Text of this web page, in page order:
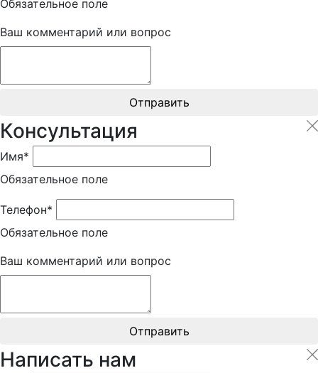
Обязательное поле
Ваш комментарий или вопрос
Отправить
Консультация
Имя*
Обязательное поле
Телефон*
Обязательное поле
Ваш комментарий или вопрос
Отправить
Написать нам